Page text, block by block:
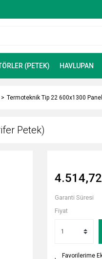
(PETEK) HAVLUPAN
Termoteknik Tip 22 600x1300
Petek)
Garanti Süresi
Fiyat